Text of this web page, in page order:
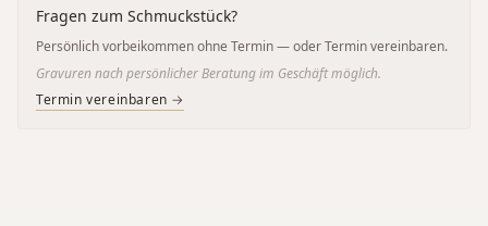
Fragen zum Schmuckstück?
Persönlich vorbeikommen ohne Termin — oder Termin vereinbaren.
Gravuren nach persönlicher Beratung im Geschäft möglich.
Termin vereinbaren →